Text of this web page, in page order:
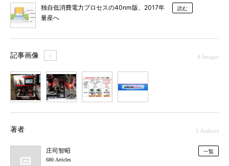
独自低消費電力プロセスの40nm版、2017年
量産へ
読む
記事画像 ＋ 4 Images
著者 1 Authors
庄司智昭
680 Articles
一覧